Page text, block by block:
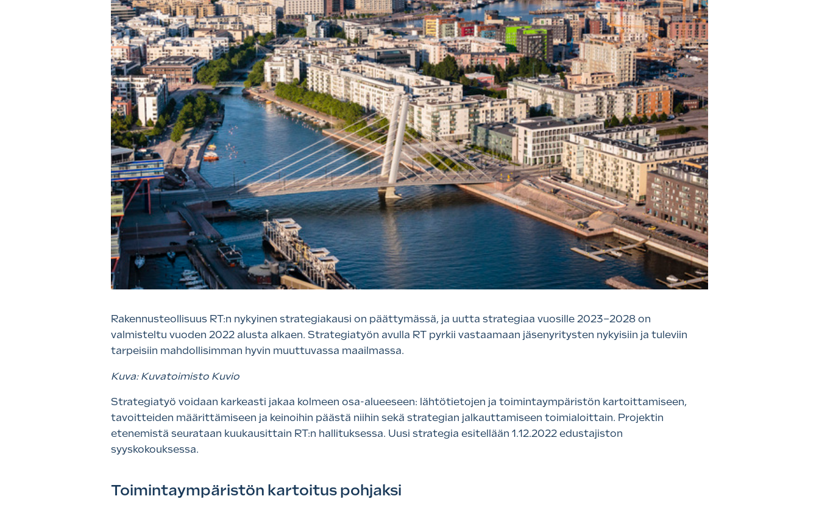
Rakennusteollisuus RT:n nykyinen strategiakausi on päättymässä, ja uutta strategiaa vuosille 2023–2028 on
valmisteltu vuoden 2022 alusta alkaen. Strategiatyön avulla RT pyrkii vastaamaan jäsenyritysten nykyisiin ja tuleviin
tarpeisiin mahdollisimman hyvin muuttuvassa maailmassa.
Kuva: Kuvatoimisto Kuvio
Strategiatyö voidaan karkeasti jakaa kolmeen osa-alueeseen: lähtötietojen ja toimintaympäristön kartoittamiseen,
tavoitteiden määrittämiseen ja keinoihin päästä niihin sekä strategian jalkauttamiseen toimialoittain. Projektin
etenemistä seurataan kuukausittain RT:n hallituksessa. Uusi strategia esitellään 1.12.2022 edustajiston
syyskokouksessa.
Toimintaympäristön kartoitus pohjaksi